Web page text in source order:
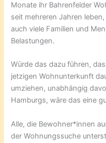
Monate ihr Bahrenfelder
seit mehreren Jahren
auch viele Familien und
Belastungen.
Würde das dazu führen,
jetzigen Wohnunterkunft
umziehen, unabhängig
Hamburgs, wäre das eine
Alle, die Bewohner*innen
der Wohnungssuche